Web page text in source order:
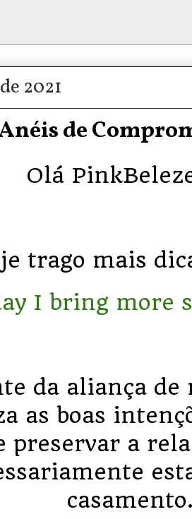
2021
de
Olá
trago mais
I bring more
da aliança de
as boas
preservar a